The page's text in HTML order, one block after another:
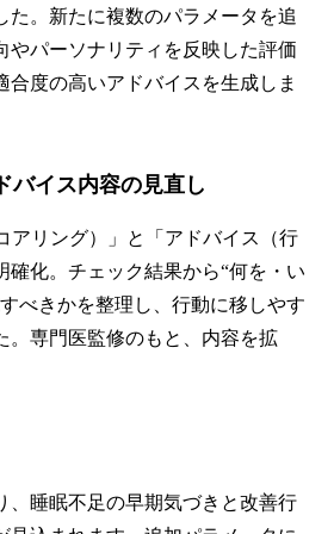
た。新たに複数のパラメータを追
やパーソナリティを反映した評価
合度の高いアドバイスを生成しま
バイス内容の見直し
アリング）」と「アドバイス（行
確化。チェック結果から“何を・い
べきかを整理し、行動に移しやす
。専門医監修のもと、内容を拡
、睡眠不足の早期気づきと改善行